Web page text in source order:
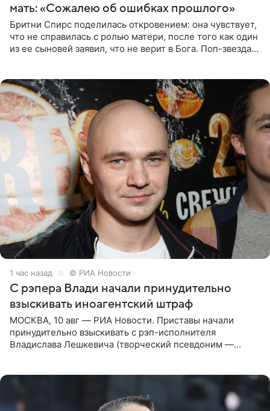
мать: «Сожалею об ошибках прошлого»
Бритни Спирс поделилась откровением: она чувствует,
что не справилась с ролью матери, после того как один
из ее сыновей заявил, что не верит в Бога. Поп-звезда
1 час назад © РИА Новости
С рэпера Влади начали принудительно
взыскивать иноагентский штраф
МОСКВА, 10 авг — РИА Новости. Приставы начали
принудительно взыскивать с рэп-исполнителя
Владислава Лешкевича (творческий псевдоним —